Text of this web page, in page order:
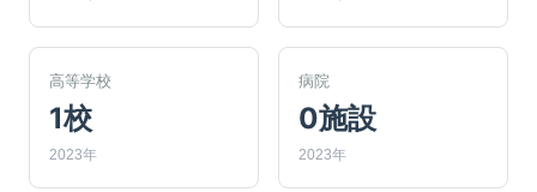
高等学校
1校
2023年
病院
0施設
2023年